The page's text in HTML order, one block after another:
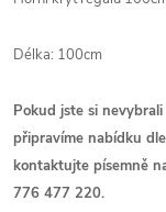
Délka: 100cm
Pokud jste si
připravíme nabídku
kontaktujte písemně
776 477 220.